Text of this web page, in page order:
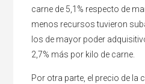
carne de 5,1% respecto de
menos recursos tuvieron
los de mayor poder
2,7% más por kilo de carne.
Por otra parte, el precio de la